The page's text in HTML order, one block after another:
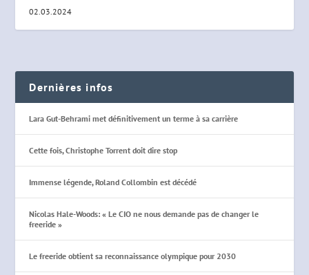
02.03.2024
Dernières infos
Lara Gut-Behrami met définitivement un terme à sa carrière
Cette fois, Christophe Torrent doit dire stop
Immense légende, Roland Collombin est décédé
Nicolas Hale-Woods: « Le CIO ne nous demande pas de changer le
freeride »
Le freeride obtient sa reconnaissance olympique pour 2030